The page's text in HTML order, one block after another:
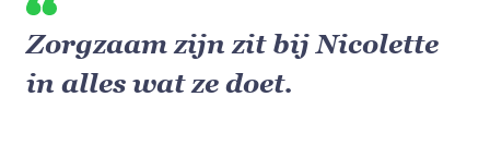
Zorgzaam zijn zit bij Nicolette
in alles wat ze doet.